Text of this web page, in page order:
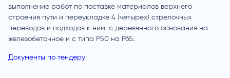
выполнение работ по поставке материалов верхнего
строения пути и переукладке 4 (четырех) стрелочных
переводов и подходов к ним, с деревянного основания на
железобетонное и с типа Р50 на Р65.
Документы по тендеру